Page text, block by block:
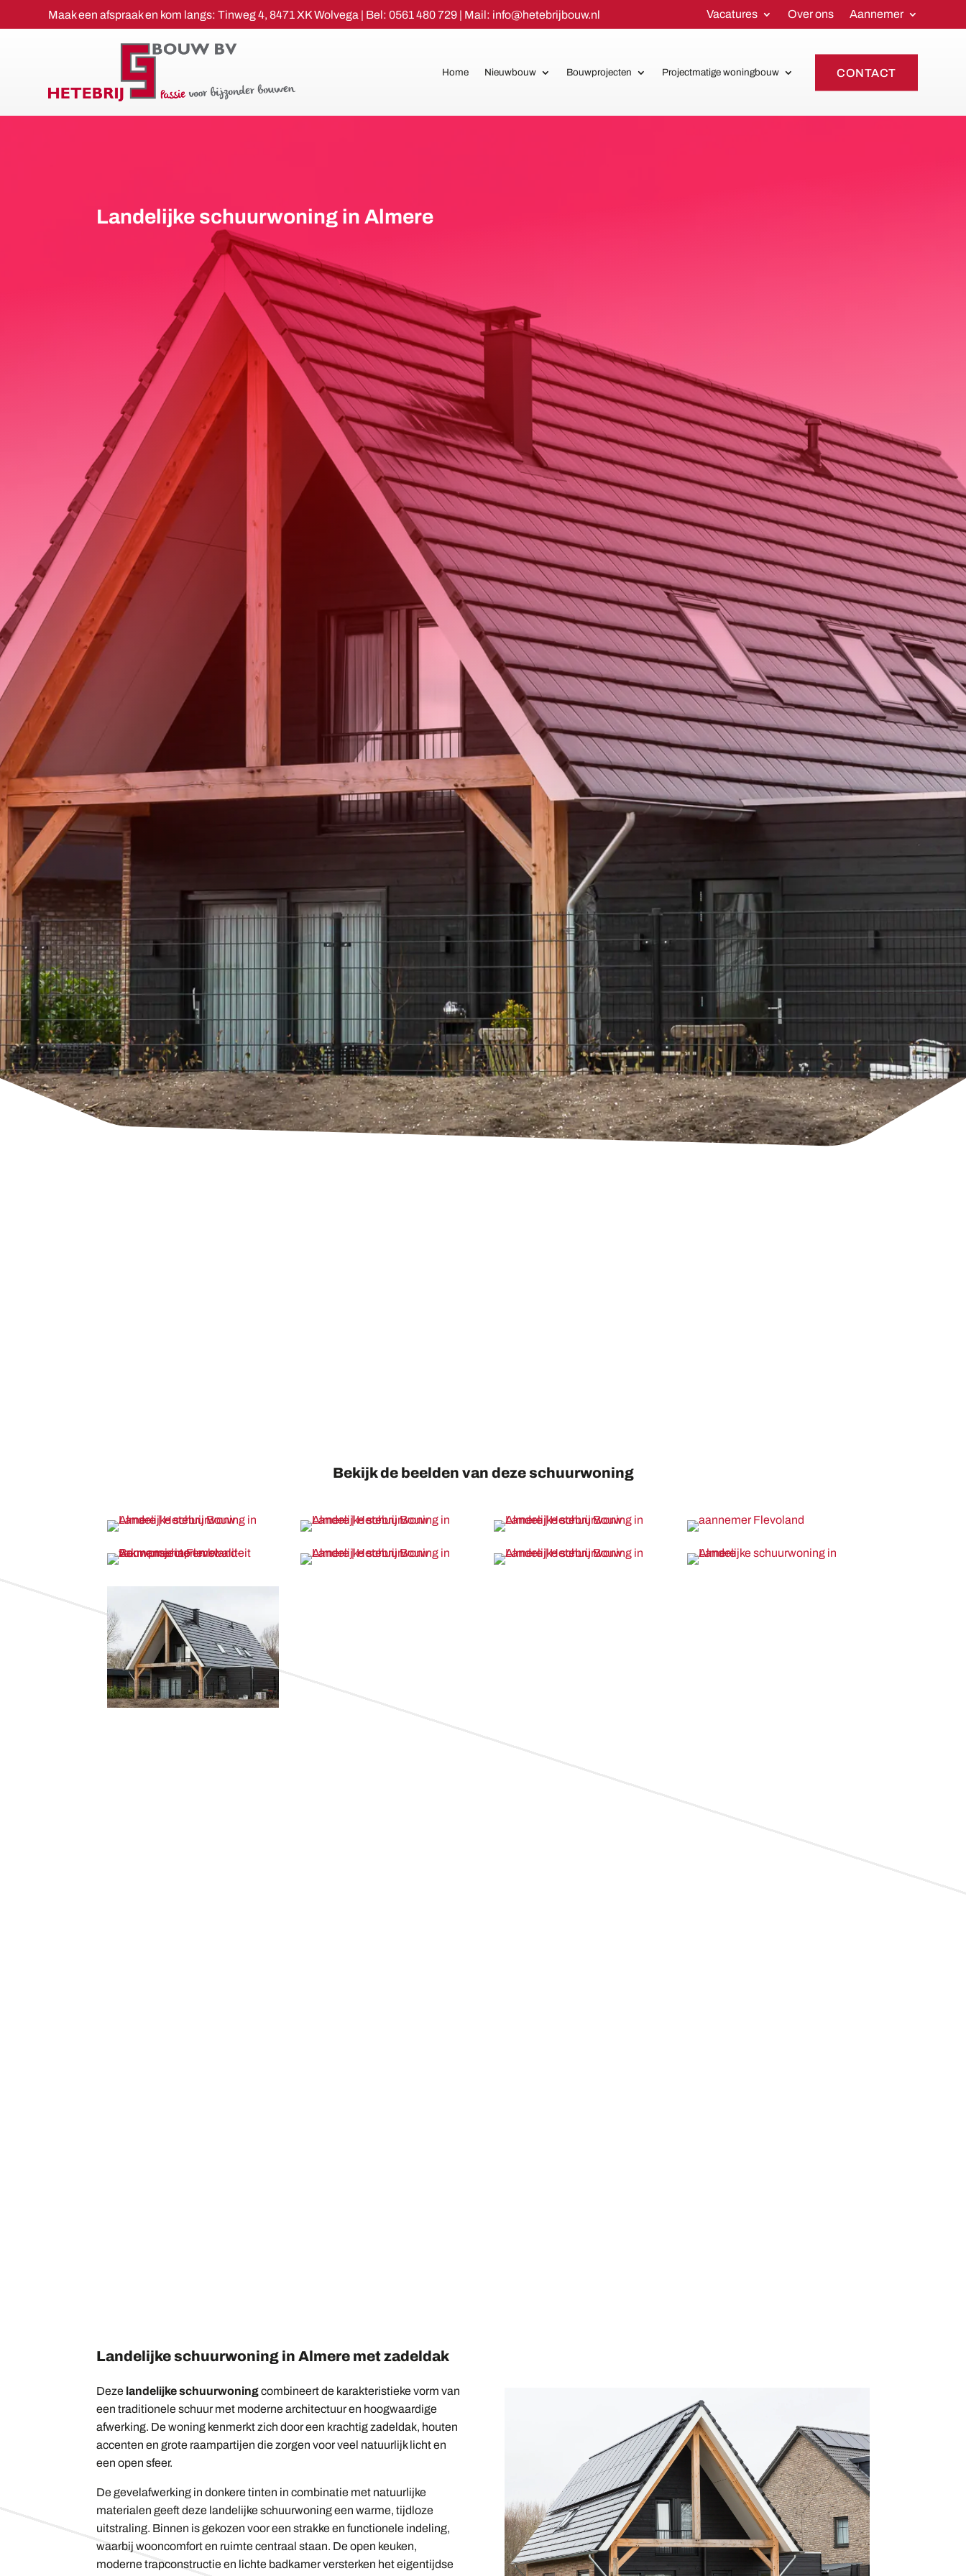
Maak een afspraak en kom langs:Tinweg 4,8471 XK Wolvega | Bel:0561 480 729 | Mail: info@hetebrijbouw.nl Vacatures Over ons Aannemer
Home Nieuwbouw Bouwprojecten Projectmatige woningbouw CONTACT
Landelijke schuurwoning in Almere
Bekijk de beelden van deze schuurwoning
Landelijke schuurwoning in Almere met zadeldak
Deze landelijke schuurwoningcombineert de karakteristieke vorm van
een traditionele schuur met moderne architectuur en hoogwaardige
afwerking. De woning kenmerkt zich door een krachtig zadeldak, houten
accenten en grote raampartijen die zorgen voor veel natuurlijk licht en
een open sfeer.
De gevelafwerking in donkere tinten in combinatie met natuurlijke
materialen geeft deze landelijke schuurwoning een warme, tijdloze
uitstraling. Binnen is gekozen voor een strakke en functionele indeling,
waarbij wooncomfort en ruimte centraal staan. De open keuken,
moderne trapconstructie en lichte badkamer versterken het eigentijdse